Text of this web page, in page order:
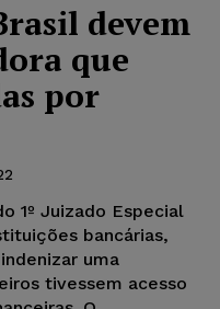
devem
que
por
1º Juizado Especial
bancárias,
uma
tivessem acesso